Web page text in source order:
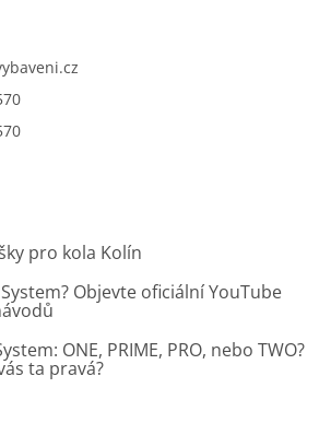
pro kola Kolín
Objevte oficiální YouTube
ONE, PRIME, PRO, nebo TWO?
ta pravá?